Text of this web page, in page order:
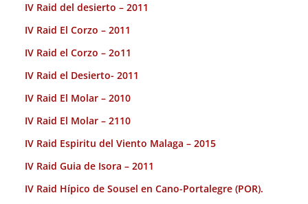
IV Raid del desierto – 2011
IV Raid El Corzo – 2011
IV Raid el Corzo – 2o11
IV Raid el Desierto- 2011
IV Raid El Molar – 2010
IV Raid El Molar – 2110
IV Raid Espiritu del Viento Malaga – 2015
IV Raid Guia de Isora – 2011
IV Raid Hípico de Sousel en Cano-Portalegre (POR).